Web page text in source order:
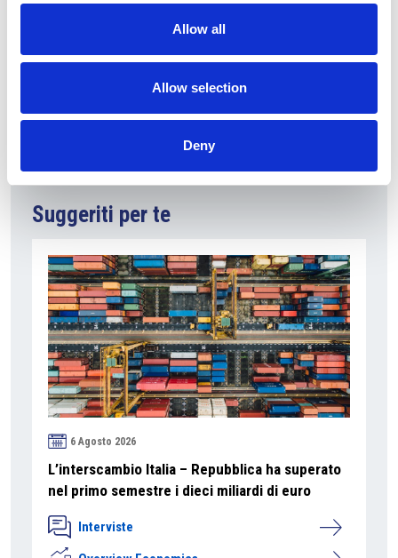
Allow all
Allow selection
Deny
Suggeriti per te
6 Agosto 2026
L’interscambio Italia – Repubblica ha superato
nel primo semestre i dieci miliardi di euro
Interviste